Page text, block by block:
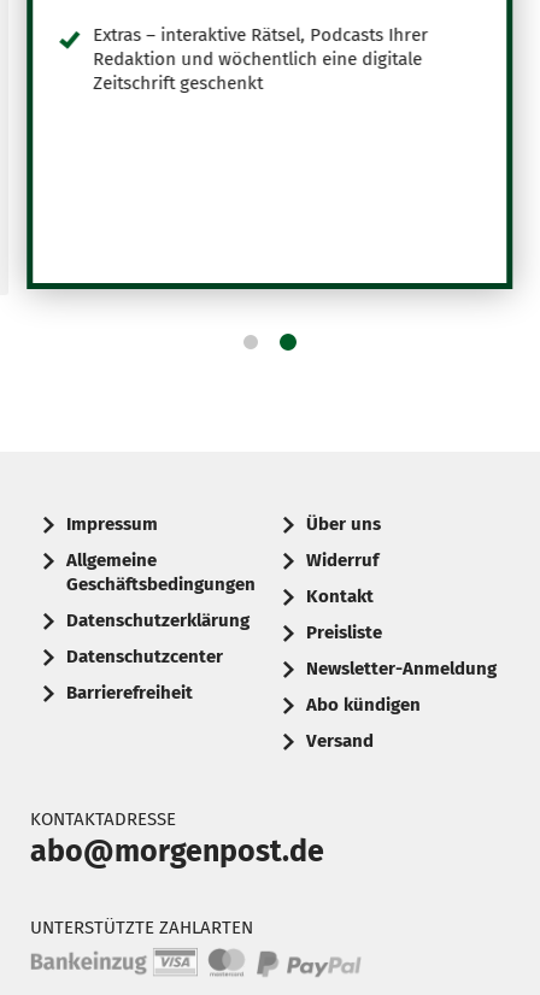
Extras – interaktive Rätsel, Podcasts Ihrer
Redaktion und wöchentlich eine digitale
Zeitschrift geschenkt
Impressum
Allgemeine
Geschäftsbedingungen
Datenschutzerklärung
Datenschutzcenter
Barrierefreiheit
Über uns
Widerruf
Kontakt
Preisliste
Newsletter-Anmeldung
Abo kündigen
Versand
KONTAKTADRESSE
abo@morgenpost.de
UNTERSTÜTZTE ZAHLARTEN